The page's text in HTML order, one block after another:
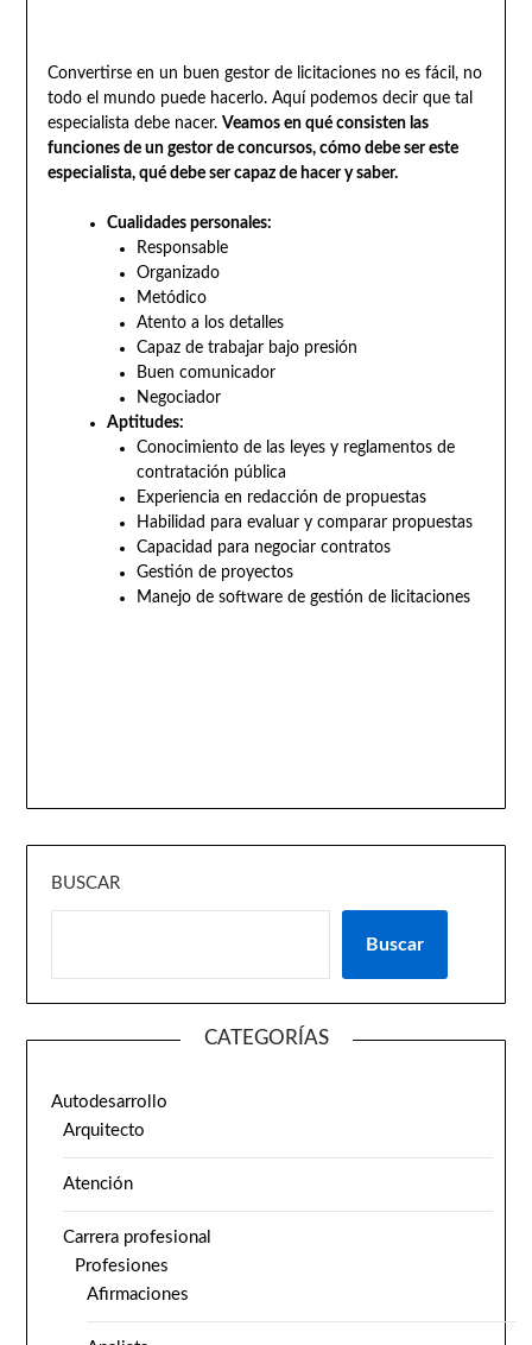
Convertirse en un buen gestor de licitaciones no es fácil, no
todo el mundo puede hacerlo. Aquí podemos decir que tal
especialista debe nacer. Veamos en qué consisten las
funciones de un gestor de concursos, cómo debe ser este
especialista, qué debe ser capaz de hacer y saber.
Cualidades personales:
Responsable
Organizado
Metódico
Atento a los detalles
Capaz de trabajar bajo presión
Buen comunicador
Negociador
Aptitudes:
Conocimiento de las leyes y reglamentos de
contratación pública
Experiencia en redacción de propuestas
Habilidad para evaluar y comparar propuestas
Capacidad para negociar contratos
Gestión de proyectos
Manejo de software de gestión de licitaciones
BUSCAR
Buscar
CATEGORÍAS
Autodesarrollo
Arquitecto
Atención
Carrera profesional
Profesiones
Afirmaciones